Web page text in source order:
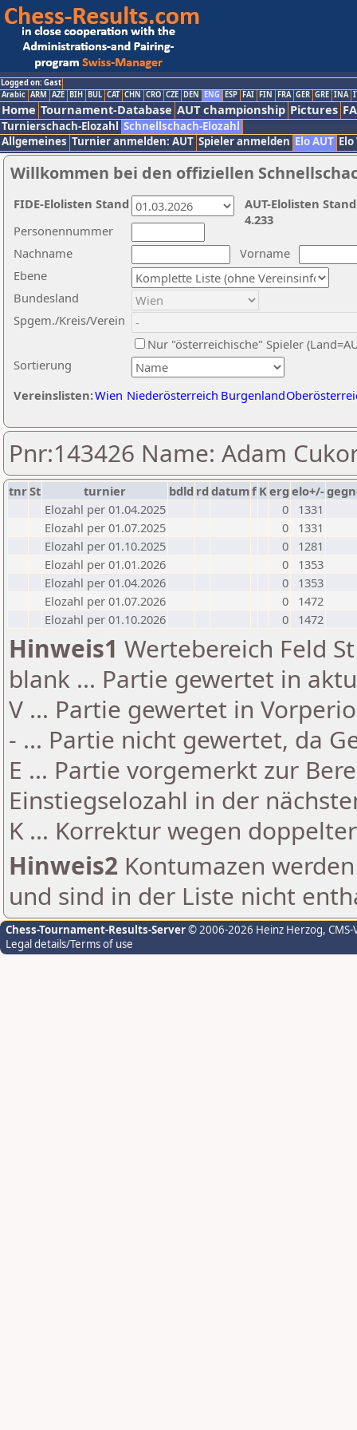
Logged on: Gast
Arabic ARM AZE BIH BUL CAT CHN CRO CZE DEN ENG ESP FAI FIN FRA GER GRE INA
Home Tournament-Database AUT championship Pictures
Turnierschach-Elozahl Schnellschach-Elozahl
Allgemeines Turnier anmelden: AUT Spieler anmelden Elo AUT
Willkommen bei den offiziellen
Nachname
Vorname
Ebene
Sortierung
Personennummer
Bundesland
Spgem./Kreis/Verein
Nur "österreichische" Spieler
Vereinslisten:Wien Niederösterreich Burgenland
AUT-Elolisten
4.233
FIDE-Elolisten Stand
Pnr:143426 Name: Adam
tnrSt turnier bdld rd datumf Kerg elo+/-
Elozahl per 01.04.2025
0
1331
Elozahl per 01.07.2025
0
1331
Elozahl per 01.10.2025
0
1281
Elozahl per 01.01.2026
0
1353
Elozahl per 01.04.2026
0
1353
Elozahl per 01.07.2026
0
1472
Elozahl per 01.10.2026
0 1472
Hinweis1 Wertebereich Feld
blank ... Partie gewertet in
V ... Partie gewertet in
- ... Partie nicht gewertet, da
E ... Partie vorgemerkt zur
Einstiegselozahl in der
K ... Korrektur wegen
Hinweis2 Kontumazen
und sind in der Liste nicht
Chess-Tournament-Results-Server© 2006-2026 Heinz Herzog,
Legal details/Terms of use